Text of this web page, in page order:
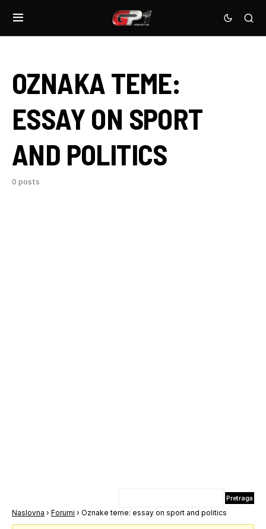
OZNAKA TEME:
ESSAY ON SPORT
AND POLITICS
0 posts
Naslovna › Forumi › Oznake teme: essay on sport and politics